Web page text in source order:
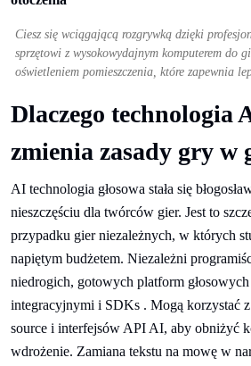
Ciesz się wciągającą rozgrywką dzięki
sprzętowi z wysokowydajnym komputerem do
oświetleniem pomieszczenia, które zapewnia
Dlaczego technologia
zmienia zasady gry w
AI technologia głosowa stała się
nieszczęściu dla twórców gier. Jest to
przypadku gier niezależnych, w których
napiętym budżetem. Niezależni
niedrogich, gotowych platform
integracyjnymi i SDKs . Mogą korzystać
source i interfejsów API AI, aby obniżyć
wdrożenie. Zamiana tekstu na mowę w